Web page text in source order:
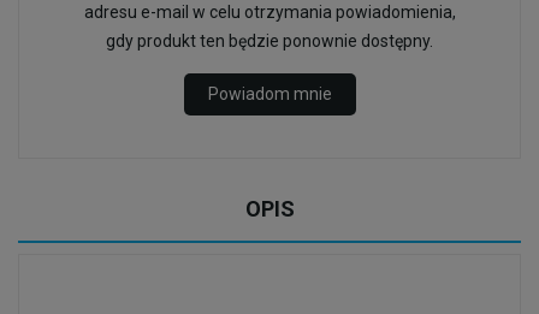
adresu e-mail w celu otrzymania powiadomienia,
gdy produkt ten będzie ponownie dostępny.
Powiadom mnie
OPIS